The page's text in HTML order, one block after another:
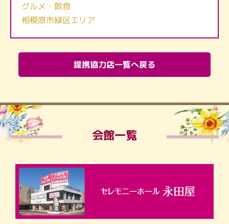
グルメ・飲食
相模原市緑区エリア
提携協力店一覧へ戻る
会館一覧